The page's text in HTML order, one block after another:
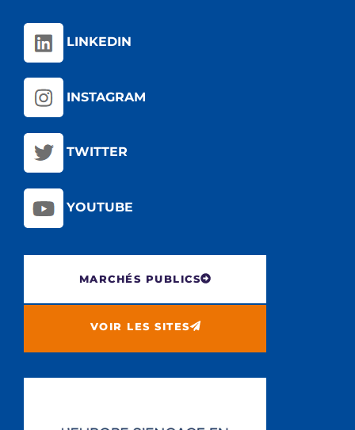
LINKEDIN
INSTAGRAM
TWITTER
YOUTUBE
MARCHÉS PUBLICS
VOIR LES SITES